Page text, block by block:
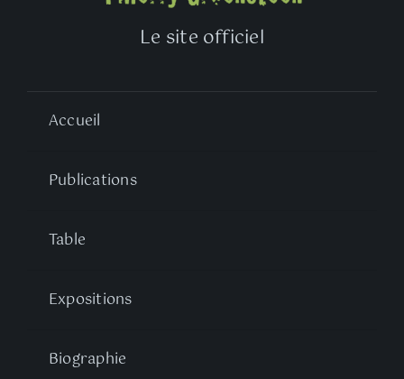
Le site officiel
Accueil
Publications
Table
Expositions
Biographie